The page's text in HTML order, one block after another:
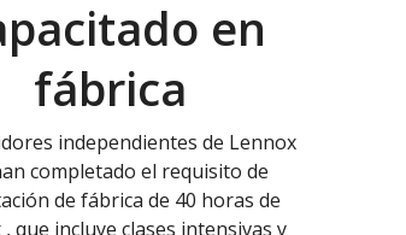
en
fábrica
independientes de Lennox
completado el requisito de
de fábrica de 40 horas de
que incluye clases intensivas y